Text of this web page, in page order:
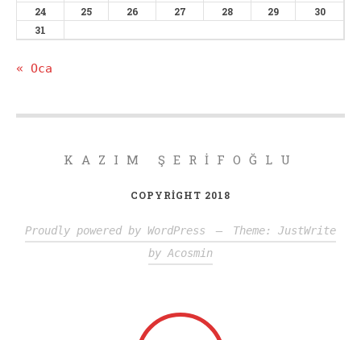
24
25 26 27 28 29
30
31
« Oca
KAZIM ŞERIFOĞLU
COPYRIGHT 2018
Proudly powered by WordPress —
Theme: JustWrite
by Acosmin